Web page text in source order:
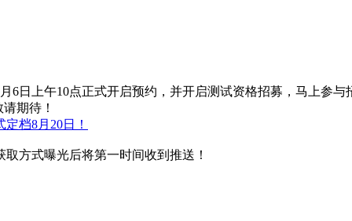
日上午10点正式开启预约，并开启测试资格招募，马上参与
期待！
档8月20日！
方式曝光后将第一时间收到推送！